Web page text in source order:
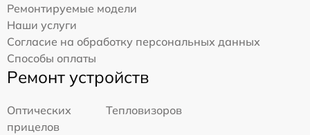
Ремонтируемые модели
Наши услуги
Согласие на обработку персональных данных
Способы оплаты
Ремонт устройств
Оптических
прицелов
Тепловизоров